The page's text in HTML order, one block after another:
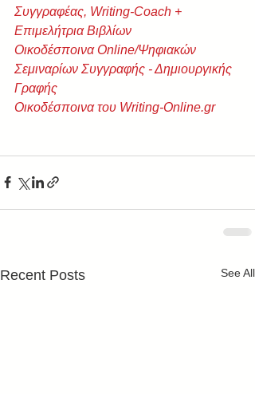
Συγγραφέας, Writing-Coach +
Eπιμελήτρια Βιβλίων
Οικοδέσποινα Online/Ψηφιακών
Σεμιναρίων Συγγραφής - Δημιουργικής
Γραφής
Οικοδέσποινα του Writing-Online.gr
Recent Posts See All